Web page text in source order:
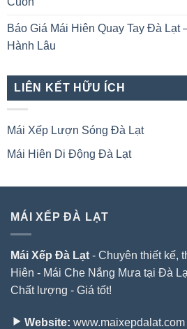
Báo Giá Mái Hiên Quay Tay Đà Lạt
Hành Lâu
LIÊN KẾT HỮU ÍCH
Mái Xếp Lượn Sóng Đà Lạt
Mái Hiên Di Động Đà Lạt
MÁI XẾP ĐÀ LẠT
Mái Xếp Đà Lạt - Chuyên thiết kế,
Hiên - Mái Che Nắng Mưa tại Đà
Chất lượng - Giá tốt!
Website: www.maixepdalat.com